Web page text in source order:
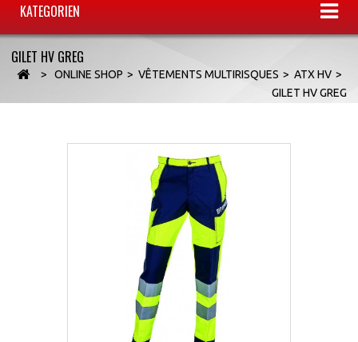
KATEGORIEN
GILET HV GREG
> ONLINE SHOP > VÊTEMENTS MULTIRISQUES > ATX HV >
GILET HV GREG